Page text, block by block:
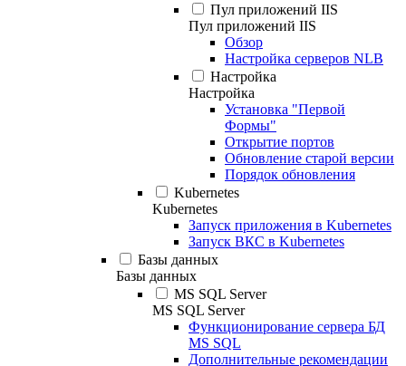
Пул приложений IIS
Пул приложений IIS
Обзор
Настройка серверов NLB
Настройка
Настройка
Установка "Первой
Формы"
Открытие портов
Обновление старой версии
Порядок обновления
Kubernetes
Kubernetes
Запуск приложения в Kubernetes
Запуск ВКС в Kubernetes
Базы данных
Базы данных
MS SQL Server
MS SQL Server
Функционирование сервера БД
MS SQL
Дополнительные рекомендации